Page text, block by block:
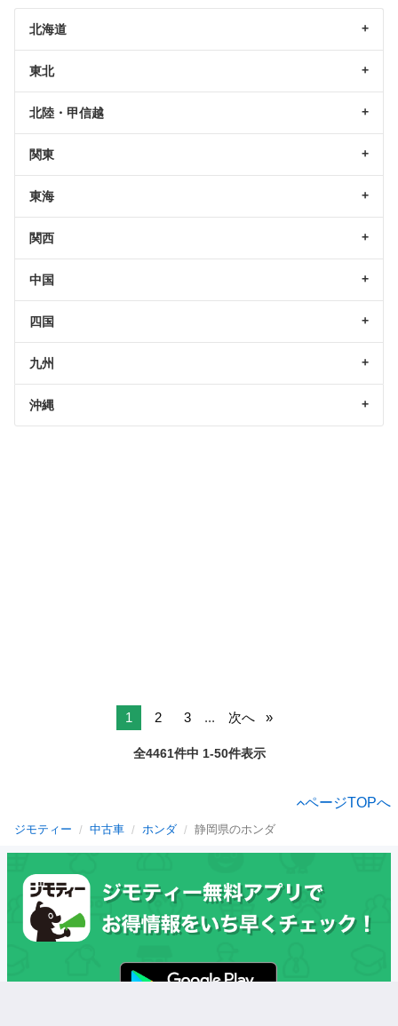
北海道
東北
北陸・甲信越
関東
東海
関西
中国
四国
九州
沖縄
1 2 3 ... 次へ
全4461件中 1-50件表示
ページTOPへ
ジモティー 中古車 ホンダ 静岡県のホンダ